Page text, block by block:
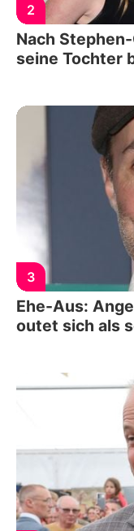
2
Nach
seine Tochter
3
Ehe-Aus:
outet sich als